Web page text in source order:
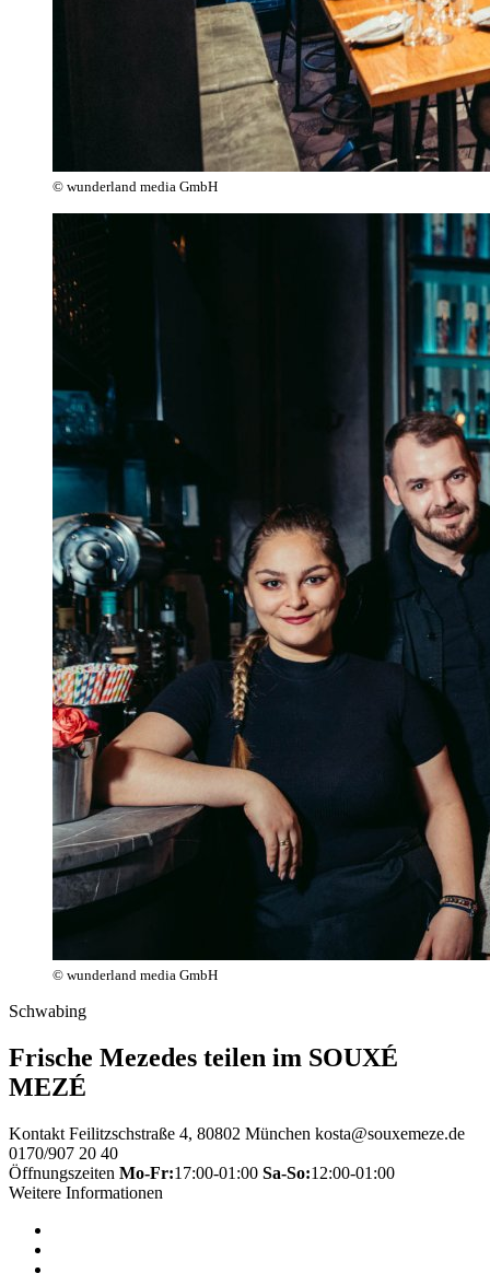
© wunderland media GmbH
© wunderland media GmbH
Schwabing
Frische Mezedes teilen im SOUXÉ
MEZÉ
Kontakt Feilitzschstraße 4, 80802 München kosta@souxemeze.de
0170/907 20 40
Öffnungszeiten Mo-Fr:17:00-01:00 Sa-So:12:00-01:00
Weitere Informationen